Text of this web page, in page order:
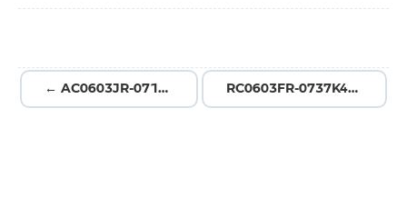
← AC0603JR-0715RL RC0603FR-0737K4L →